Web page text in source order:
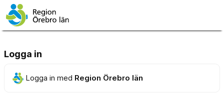
Logga in
Logga in med Region Örebro län